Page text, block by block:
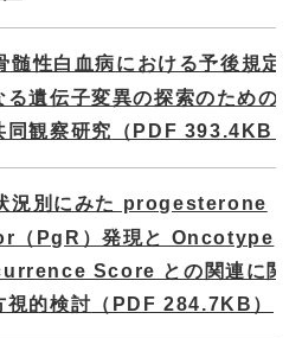
髄性白血病における予後規定
る遺伝子変異の探索のための
同観察研究
（PDF 393.4KB）
況別にみた progesterone
（PgR）発現と Oncotype
Score との関連に関
視的検討 （PDF 284.7KB）